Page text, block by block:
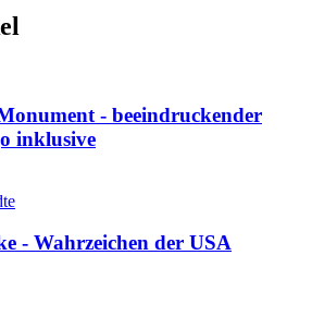
- beeindruckender
inklusive
- Wahrzeichen der USA